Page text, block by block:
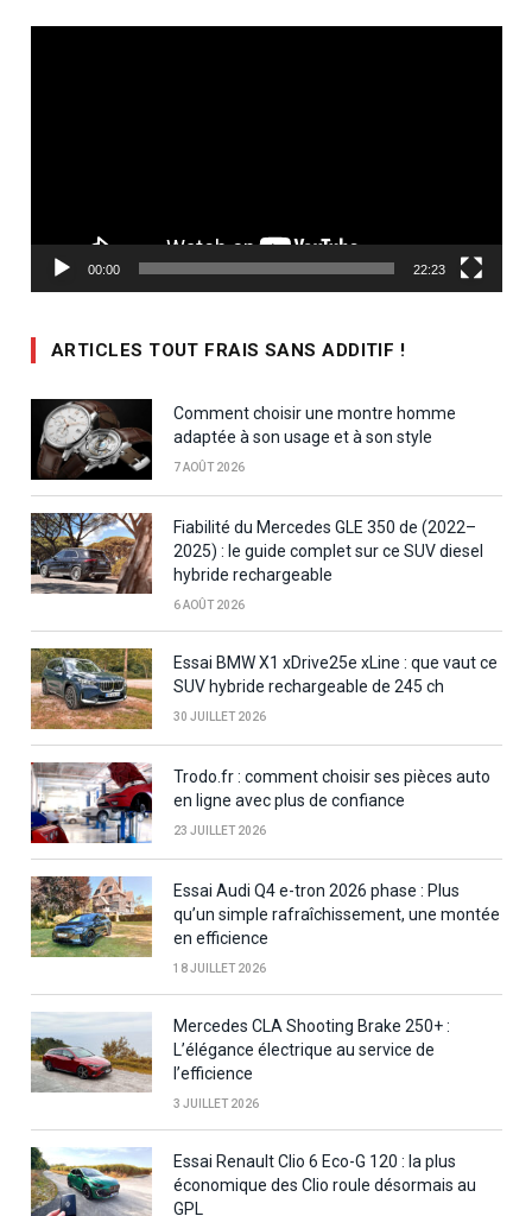
00:00 22:23
ARTICLES TOUT FRAIS SANS ADDITIF !
Comment choisir une montre homme
adaptée à son usage et à son style
7 AOÛT 2026
Fiabilité du Mercedes GLE 350 de (2022–
2025) : le guide complet sur ce SUV diesel
hybride rechargeable
6 AOÛT 2026
Essai BMW X1 xDrive25e xLine : que vaut ce
SUV hybride rechargeable de 245 ch
30 JUILLET 2026
Trodo.fr : comment choisir ses pièces auto
en ligne avec plus de confiance
23 JUILLET 2026
Essai Audi Q4 e-tron 2026 phase : Plus
qu’un simple rafraîchissement, une montée
en efficience
18 JUILLET 2026
Mercedes CLA Shooting Brake 250+ :
L’élégance électrique au service de
l’efficience
3 JUILLET 2026
Essai Renault Clio 6 Eco-G 120 : la plus
économique des Clio roule désormais au
GPL